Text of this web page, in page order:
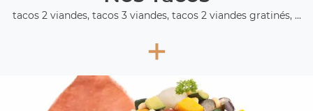
tacos 2 viandes, tacos 3 viandes, tacos 2 viandes gratinés, ...
+